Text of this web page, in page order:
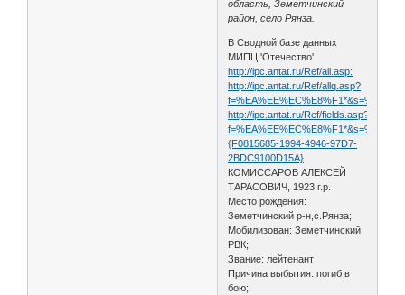
область, Земетчинский
район, село Рянза.
В Сводной базе данных
МИПЦ 'Отечество'
http://ipc.antat.ru/Ref/all.asp:
http://ipc.antat.ru/Ref/allq.asp?
http://ipc.antat.ru/Ref/fields.asp?
{F0815685-1994-4946-97D7-
2BDC9100D15A}
КОМИССАРОВ АЛЕКСЕЙ
ТАРАСОВИЧ, 1923 г.р.
Место рождения:
Земетчинский р-н,с.Рянза;
Мобилизован: Земетчинский
РВК;
Звание: лейтенант
Причина выбытия: погиб в
бою;